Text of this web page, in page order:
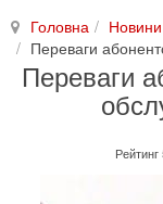
Головна
Новини
Переваги
Переваги
Рейтинг